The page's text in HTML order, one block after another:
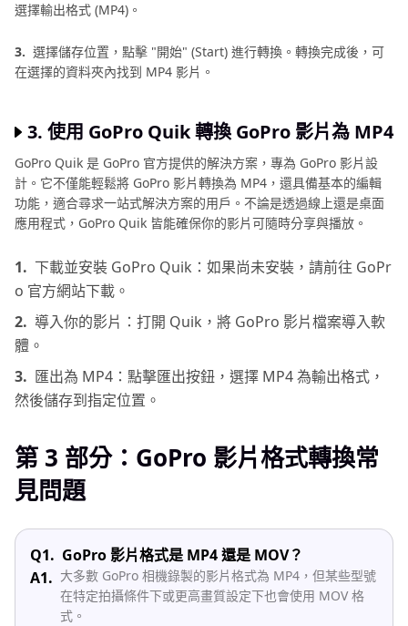
選擇輸出格式 (MP4)。
3. 選擇儲存位置，點擊 "開始" (Start) 進行轉換。轉換完成後，可
在選擇的資料夾內找到 MP4 影片。
3. 使用 GoPro Quik 轉換 GoPro 影片為 MP4
GoPro Quik 是 GoPro 官方提供的解決方案，專為 GoPro 影片設
計。它不僅能輕鬆將 GoPro 影片轉換為 MP4，還具備基本的編輯
功能，適合尋求一站式解決方案的用戶。不論是透過線上還是桌面
應用程式，GoPro Quik 皆能確保你的影片可隨時分享與播放。
1. 下載並安裝 GoPro Quik：如果尚未安裝，請前往 GoPr
o 官方網站下載。
2. 導入你的影片：打開 Quik，將 GoPro 影片檔案導入軟
體。
3. 匯出為 MP4：點擊匯出按鈕，選擇 MP4 為輸出格式，
然後儲存到指定位置。
第 3 部分：GoPro 影片格式轉換常
見問題
Q1. GoPro 影片格式是 MP4 還是 MOV？
A1. 大多數 GoPro 相機錄製的影片格式為 MP4，但某些型號
在特定拍攝條件下或更高畫質設定下也會使用 MOV 格
式。